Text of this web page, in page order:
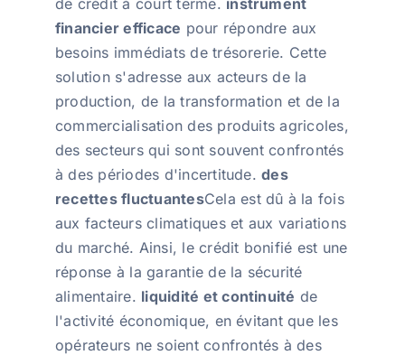
financier efficace pour répondre aux
besoins immédiats de trésorerie. Cette
solution s'adresse aux acteurs de la
production, de la transformation et de la
commercialisation des produits agricoles,
des secteurs qui sont souvent confrontés
à des périodes d'incertitude.des
recettes fluctuantesCela est dû à la fois
aux facteurs climatiques et aux variations
du marché. Ainsi, le crédit bonifié est une
réponse à la garantie de la sécurité
alimentaire. liquidité et continuité de
l'activité économique, en évitant que les
opérateurs ne soient confrontés à des